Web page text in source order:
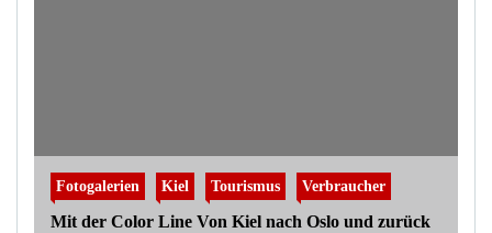
Fotogalerien Kiel Tourismus Verbraucher
Mit der Color Line Von Kiel nach Oslo und zurück